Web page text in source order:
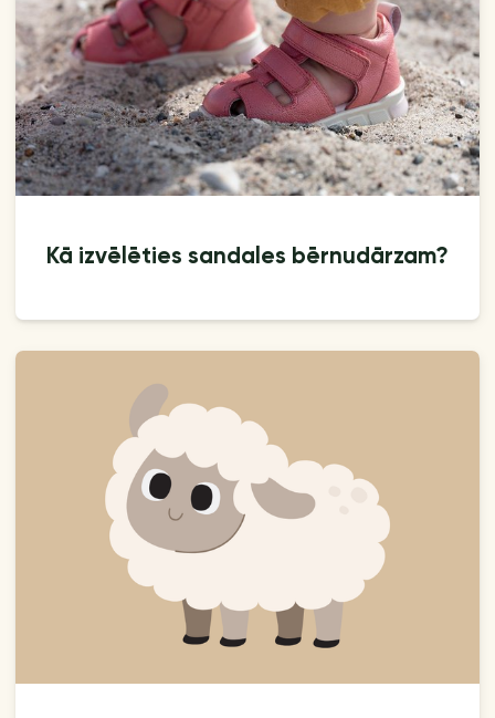
Kā izvēlēties sandales bērnudārzam?